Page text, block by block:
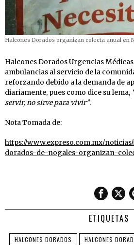
Halcones Dorados organizan colecta anual en
Halcones Dorados Urgencias
ambulancias al servicio de la
reforzando debido a la demanda de
diariamente, pues como dice su lema,
servir, no sirve para vivir”.
Nota Tomada de:
https://www.expreso.com.mx/
dorados-de-nogales-organizan-
ETIQUETAS
HALCONES DORADOS HALCONES